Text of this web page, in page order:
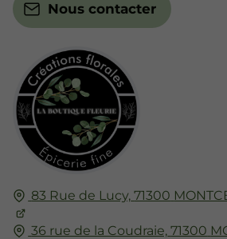
83 Rue de Lucy, 71300
36 rue de la Coudraie, 71300
Nous contacter